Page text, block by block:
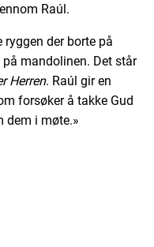
Raúl.
ryggen der borte på
mandolinen. Det står
Herren. Raúl gir en
forsøker å takke Gud
dem i møte.»